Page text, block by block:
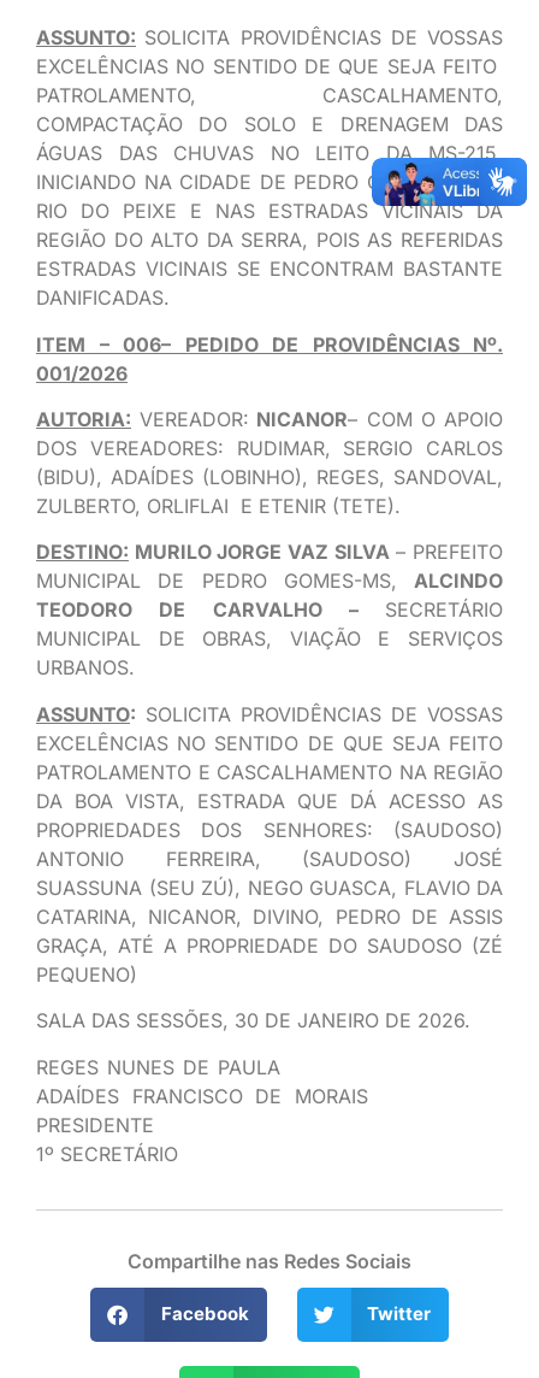
ASSUNTO: SOLICITA PROVIDÊNCIAS DE VOSSAS
EXCELÊNCIAS NO SENTIDO DE QUE SEJA FEITO
PATROLAMENTO, CASCALHAMENTO,
COMPACTAÇÃO DO SOLO E DRENAGEM DAS
ÁGUAS DAS CHUVAS NO LEITO DA MS-215,
INICIANDO NA CIDADE DE PEDRO GOMES ATÉ O
RIO DO PEIXE E NAS ESTRADAS VICINAIS DA
REGIÃO DO ALTO DA SERRA, POIS AS REFERIDAS
ESTRADAS VICINAIS SE ENCONTRAM BASTANTE
DANIFICADAS.
ITEM – 006– PEDIDO DE PROVIDÊNCIAS Nº.
001/2026
AUTORIA: VEREADOR: NICANOR– COM O APOIO
DOS VEREADORES: RUDIMAR, SERGIO CARLOS
(BIDU), ADAÍDES (LOBINHO), REGES, SANDOVAL,
ZULBERTO, ORLIFLAI E ETENIR (TETE).
DESTINO: MURILO JORGE VAZ SILVA– PREFEITO
MUNICIPAL DE PEDRO GOMES-MS, ALCINDO
TEODORO DE CARVALHO – SECRETÁRIO
MUNICIPAL DE OBRAS, VIAÇÃO E SERVIÇOS
URBANOS.
ASSUNTO: SOLICITA PROVIDÊNCIAS DE VOSSAS
EXCELÊNCIAS NO SENTIDO DE QUE SEJA FEITO
PATROLAMENTO E CASCALHAMENTO NA REGIÃO
DA BOA VISTA, ESTRADA QUE DÁ ACESSO AS
PROPRIEDADES DOS SENHORES: (SAUDOSO)
ANTONIO FERREIRA, (SAUDOSO) JOSÉ
SUASSUNA (SEU ZÚ), NEGO GUASCA, FLAVIO DA
CATARINA, NICANOR, DIVINO, PEDRO DE ASSIS
GRAÇA, ATÉ A PROPRIEDADE DO SAUDOSO (ZÉ
PEQUENO)
SALA DAS SESSÕES, 30 DE JANEIRO DE 2026.
REGES NUNES DE PAULA
ADAÍDES FRANCISCO DE MORAIS
PRESIDENTE
1º SECRETÁRIO
Compartilhe nas Redes Sociais
Facebook Twitter